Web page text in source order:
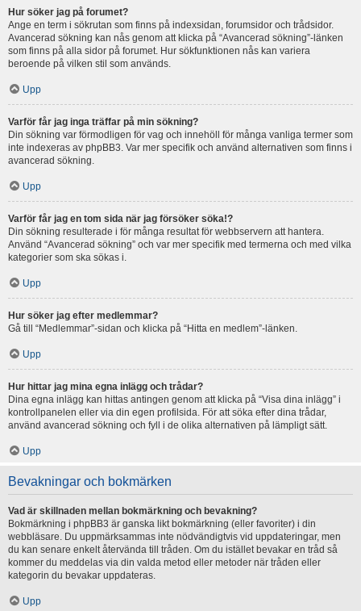
Hur söker jag på forumet?
Ange en term i sökrutan som finns på indexsidan, forumsidor och trådsidor.
Avancerad sökning kan nås genom att klicka på “Avancerad sökning”-länken
som finns på alla sidor på forumet. Hur sökfunktionen nås kan variera
beroende på vilken stil som används.
Upp
Varför får jag inga träffar på min sökning?
Din sökning var förmodligen för vag och innehöll för många vanliga termer som
inte indexeras av phpBB3. Var mer specifik och använd alternativen som finns i
avancerad sökning.
Upp
Varför får jag en tom sida när jag försöker söka!?
Din sökning resulterade i för många resultat för webbservern att hantera.
Använd “Avancerad sökning” och var mer specifik med termerna och med vilka
kategorier som ska sökas i.
Upp
Hur söker jag efter medlemmar?
Gå till “Medlemmar”-sidan och klicka på “Hitta en medlem”-länken.
Upp
Hur hittar jag mina egna inlägg och trådar?
Dina egna inlägg kan hittas antingen genom att klicka på “Visa dina inlägg” i
kontrollpanelen eller via din egen profilsida. För att söka efter dina trådar,
använd avancerad sökning och fyll i de olika alternativen på lämpligt sätt.
Upp
Bevakningar och bokmärken
Vad är skillnaden mellan bokmärkning och bevakning?
Bokmärkning i phpBB3 är ganska likt bokmärkning (eller favoriter) i din
webbläsare. Du uppmärksammas inte nödvändigtvis vid uppdateringar, men
du kan senare enkelt återvända till tråden. Om du istället bevakar en tråd så
kommer du meddelas via din valda metod eller metoder när tråden eller
kategorin du bevakar uppdateras.
Upp